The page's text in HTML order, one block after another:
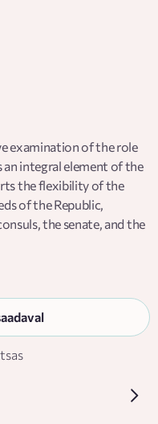
examination of the role
integral element of the
the flexibility of the
of the Republic,
the senate, and the